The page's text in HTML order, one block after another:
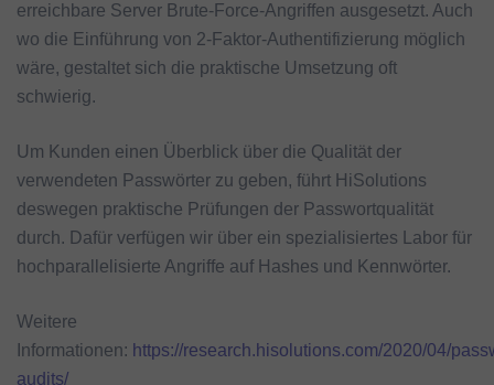
erreichbare Server Brute-Force-Angriffen ausgesetzt. Auch
wo die Einführung von 2-Faktor-Authentifizierung möglich
wäre, gestaltet sich die praktische Umsetzung oft
schwierig.
Um Kunden einen Überblick über die Qualität der
verwendeten Passwörter zu geben, führt HiSolutions
deswegen praktische Prüfungen der Passwortqualität
durch. Dafür verfügen wir über ein spezialisiertes Labor für
hochparallelisierte Angriffe auf Hashes und Kennwörter.
Weitere
Informationen: https://research.hisolutions.com/2020/04/
audits/